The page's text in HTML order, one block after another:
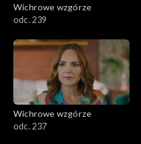
Wichrowe wzgórze
odc. 239
Wichrowe wzgórze
odc. 237